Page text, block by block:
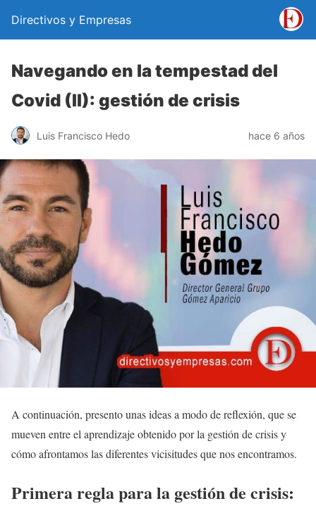
Directivos y Empresas
Navegando en la tempestad del
Covid (II): gestión de crisis
Luis Francisco Hedo hace 6 años
A continuación, presento unas ideas a modo de reflexión, que se
mueven entre el aprendizaje obtenido por la gestión de crisis y
cómo afrontamos las diferentes vicisitudes que nos encontramos.
Primera regla para la gestión de crisis: